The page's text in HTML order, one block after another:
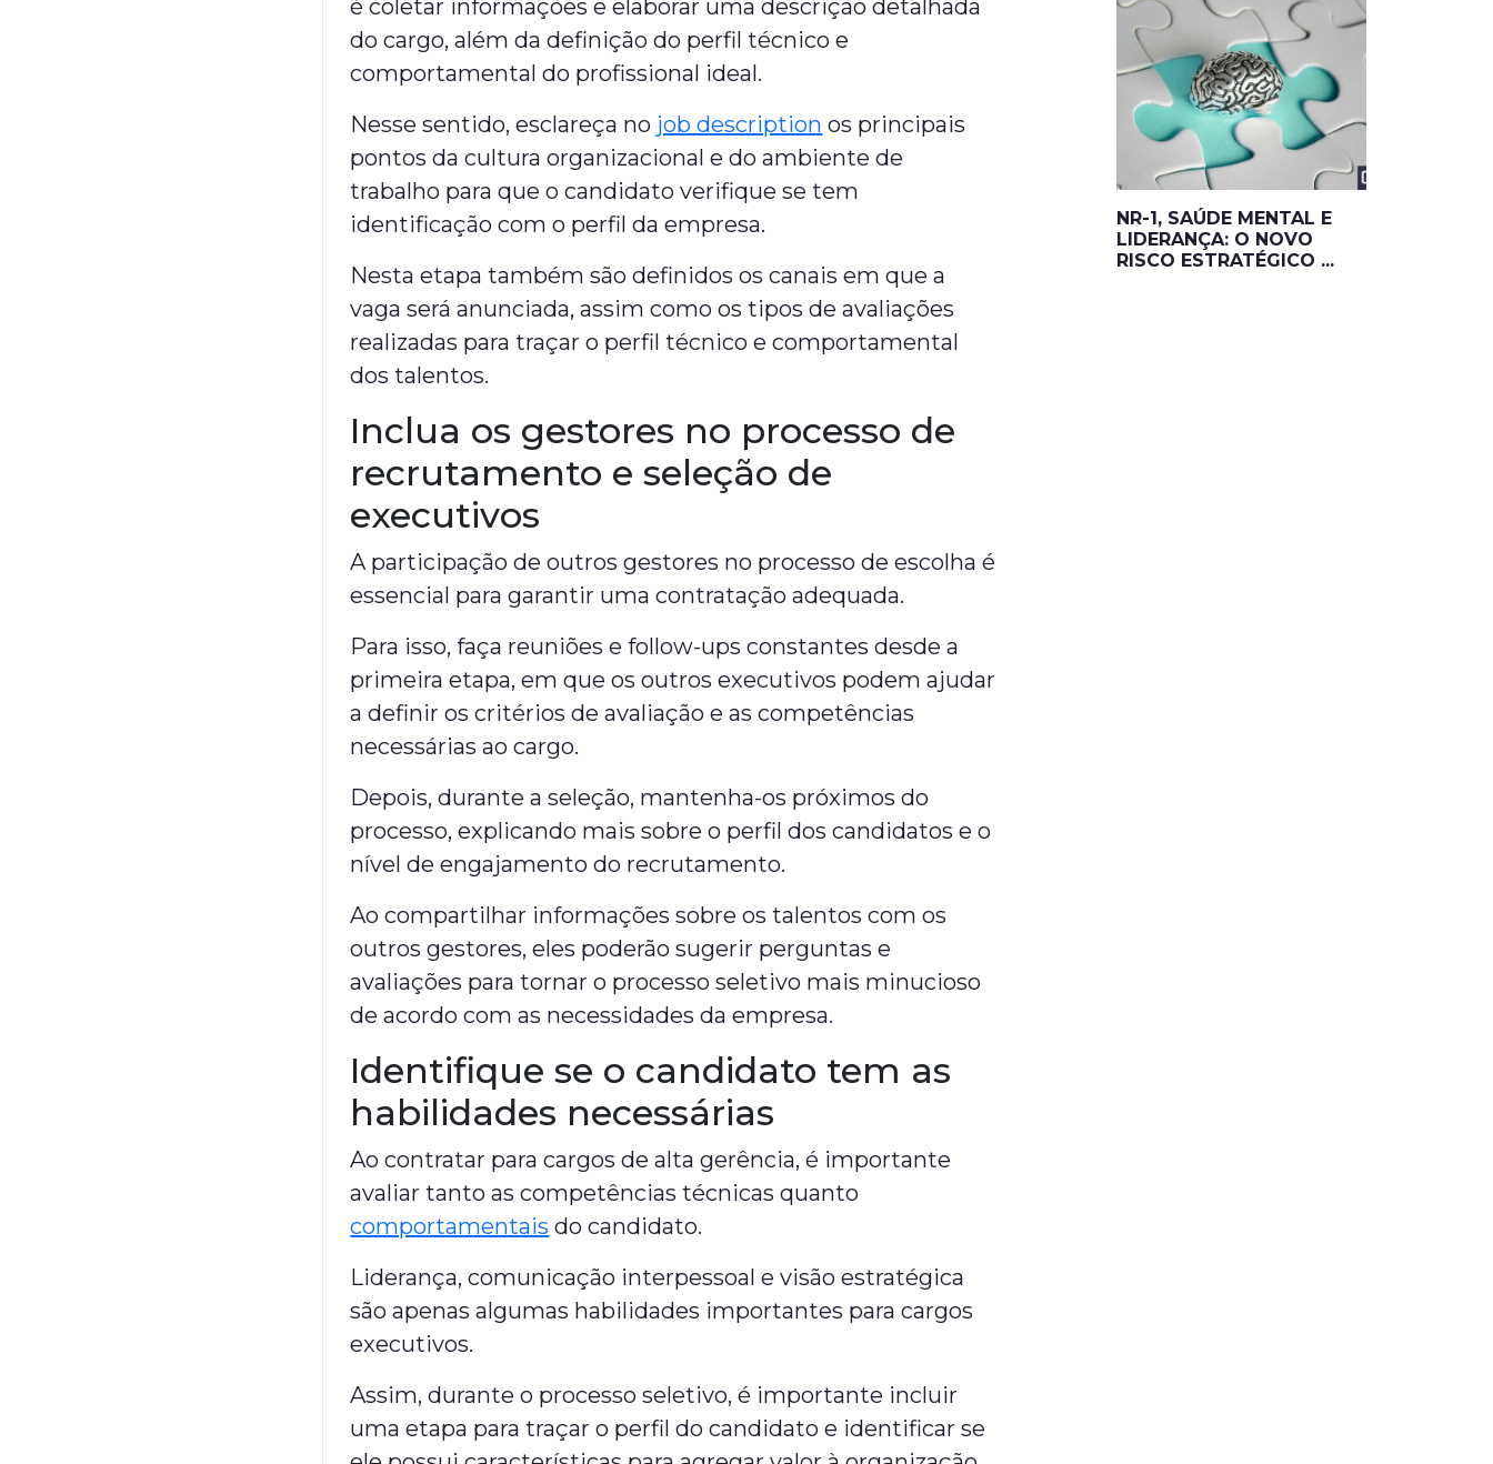
é coletar informações e elaborar uma descrição detalhada
do cargo, além da definição do perfil técnico e
comportamental do profissional ideal.
Nesse sentido, esclareça no job description os principais
pontos da cultura organizacional e do ambiente de
trabalho para que o candidato verifique se tem
identificação com o perfil da empresa.
Nesta etapa também são definidos os canais em que a
vaga será anunciada, assim como os tipos de avaliações
realizadas para traçar o perfil técnico e comportamental
dos talentos.
Inclua os gestores no processo de
recrutamento e seleção de
executivos
A participação de outros gestores no processo de escolha é
essencial para garantir uma contratação adequada.
Para isso, faça reuniões e follow-ups constantes desde a
primeira etapa, em que os outros executivos podem ajudar
a definir os critérios de avaliação e as competências
necessárias ao cargo.
Depois, durante a seleção, mantenha-os próximos do
processo, explicando mais sobre o perfil dos candidatos e o
nível de engajamento do recrutamento.
Ao compartilhar informações sobre os talentos com os
outros gestores, eles poderão sugerir perguntas e
avaliações para tornar o processo seletivo mais minucioso
de acordo com as necessidades da empresa.
Identifique se o candidato tem as
habilidades necessárias
Ao contratar para cargos de alta gerência, é importante
avaliar tanto as competências técnicas quanto
comportamentais do candidato.
Liderança, comunicação interpessoal e visão estratégica
são apenas algumas habilidades importantes para cargos
executivos.
Assim, durante o processo seletivo, é importante incluir
uma etapa para traçar o perfil do candidato e identificar se
NR-1, SAÚDE MENTAL E
LIDERANÇA: O NOVO
RISCO ESTRATÉGICO ...